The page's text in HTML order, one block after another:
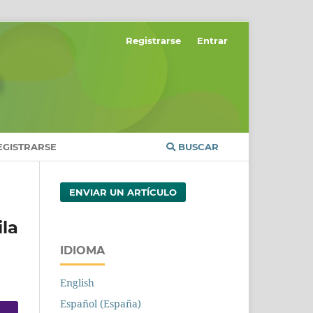
BUSCAR
Registrarse Entrar
ENVIAR UN ARTÍCULO
IDIOMA
English
Español (España)